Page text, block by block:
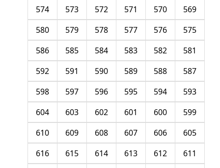
569
570
571
572
573
574
575
576
577
578
579
580
581
582
583
584
585
586
587
588
589
590
591
592
593
594
595
596
597
598
599
600
601
602
603
604
605
606
607
608
609
610
611
612
613
614
615
616